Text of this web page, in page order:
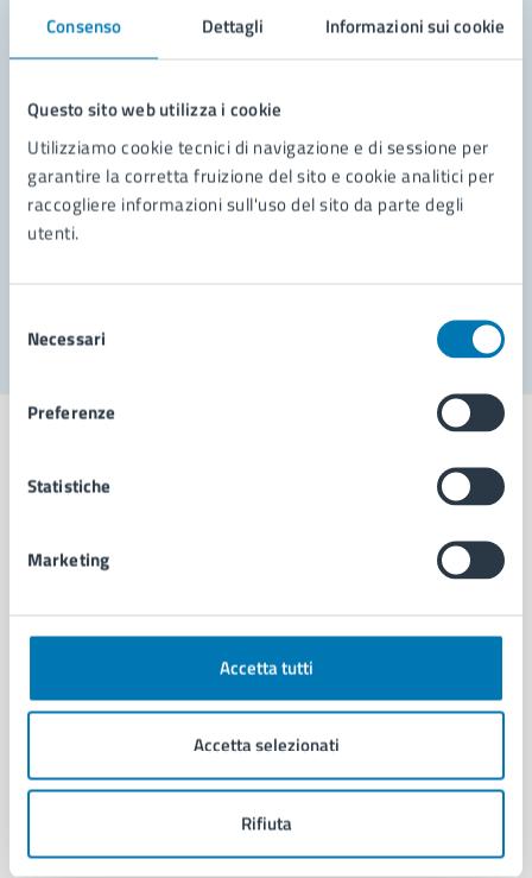
Consenso Dettagli Informazioni sui cookie
Questo sito web utilizza i cookie
Utilizziamo cookie tecnici di navigazione e di sessione per
garantire la corretta fruizione del sito e cookie analitici per
raccogliere informazioni sull'uso del sito da parte degli
utenti.
delNecessari
Preferenze
Statistiche
Marketing
Accetta tutti
Accetta selezionati
Rifiuta
Contatta il comune
Richiedi assistenza
Prenota appuntamento
Problemi in città
Aree amministrative
Uffici
Politici
Intranet, posta aziendale e protocollo